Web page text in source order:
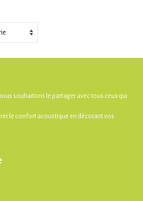
souhaitons le partager avec tous ceux qui
le confort acoustique en décorant vos